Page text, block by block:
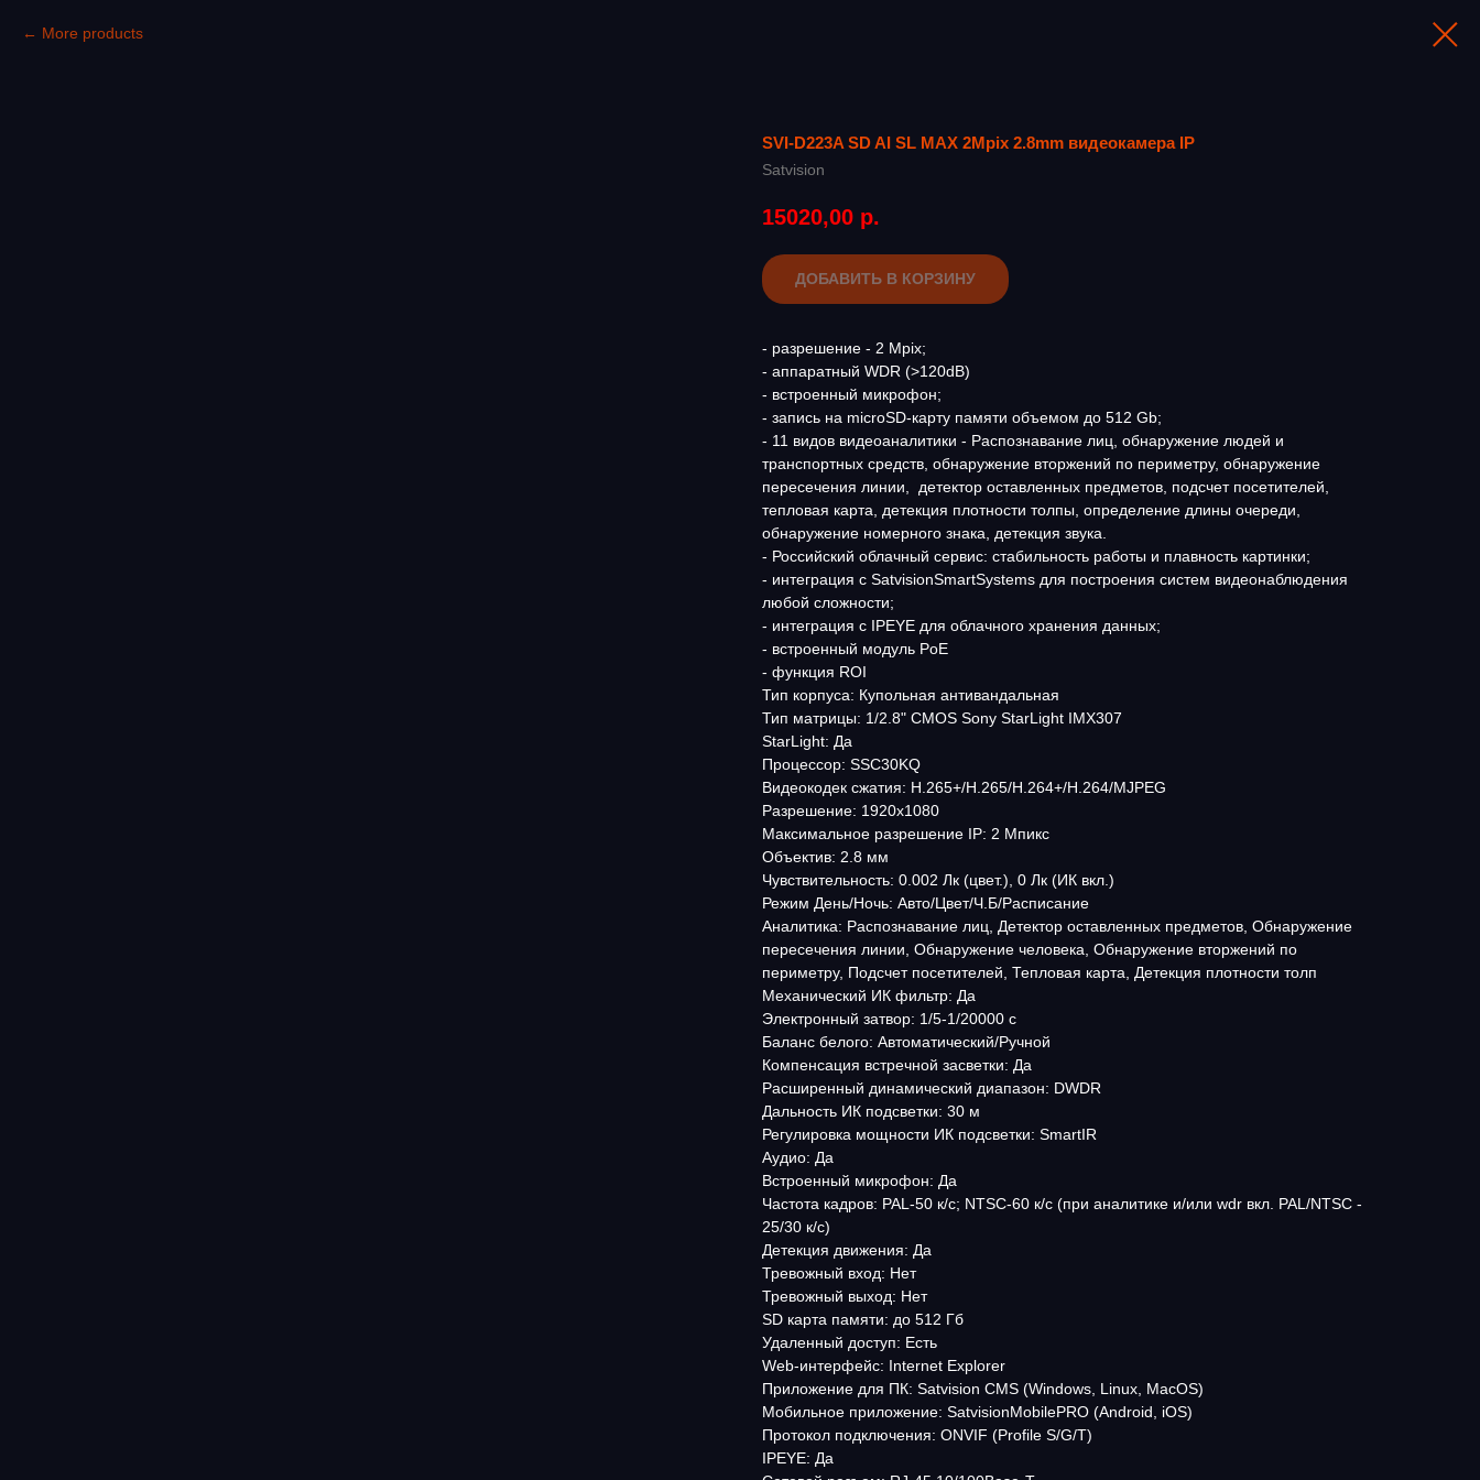
More products
SVI-D223A SD AI SL MAX 2Mpix 2.8mm видеокамера IP
Satvision
15020,00 р.
ДОБАВИТЬ В КОРЗИНУ
- разрешение - 2 Mpix;
- аппаратный WDR (>120dB)
- встроенный микрофон;
- запись на microSD-карту памяти объемом до 512 Gb;
- 11 видов видеоаналитики - Распознавание лиц, обнаружение людей и
транспортных средств, обнаружение вторжений по периметру, обнаружение
пересечения линии, детектор оставленных предметов, подсчет посетителей,
тепловая карта, детекция плотности толпы, определение длины очереди,
обнаружение номерного знака, детекция звука.
- Российский облачный сервис: стабильность работы и плавность картинки;
- интеграция с SatvisionSmartSystems для построения систем видеонаблюдения
любой сложности;
- интеграция с IPEYE для облачного хранения данных;
- встроенный модуль PoE
- функция ROI
Тип корпуса: Купольная антивандальная
Тип матрицы: 1/2.8" CMOS Sony StarLight IMX307
StarLight: Да
Процессор: SSC30KQ
Видеокодек сжатия: H.265+/H.265/H.264+/H.264/MJPEG
Разрешение: 1920х1080
Максимальное разрешение IP: 2 Мпикс
Объектив: 2.8 мм
Чувствительность: 0.002 Лк (цвет.), 0 Лк (ИК вкл.)
Режим День/Ночь: Авто/Цвет/Ч.Б/Расписание
Аналитика: Распознавание лиц, Детектор оставленных предметов, Обнаружение
пересечения линии, Обнаружение человека, Обнаружение вторжений по
периметру, Подсчет посетителей, Тепловая карта, Детекция плотности толп
Механический ИК фильтр: Да
Электронный затвор: 1/5-1/20000 c
Баланс белого: Автоматический/Ручной
Компенсация встречной засветки: Да
Расширенный динамический диапазон: DWDR
Дальность ИК подсветки: 30 м
Регулировка мощности ИК подсветки: SmartIR
Аудио: Да
Встроенный микрофон: Да
Частота кадров: PAL-50 к/с; NTSC-60 к/с (при аналитике и/или wdr вкл. PAL/NTSC -
25/30 к/с)
Детекция движения: Да
Тревожный вход: Нет
Тревожный выход: Нет
SD карта памяти: до 512 Гб
Удаленный доступ: Есть
Web-интерфейс: Internet Explorer
Приложение для ПК: Satvision CMS (Windows, Linux, MacOS)
Мобильное приложение: SatvisionMobilePRO (Android, iOS)
Протокол подключения: ONVIF (Profile S/G/T)
IPEYE: Да